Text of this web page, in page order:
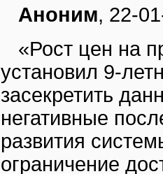
Аноним, 22-
«Рост цен на
установил 9-
засекретить
негативные
развития
ограничение